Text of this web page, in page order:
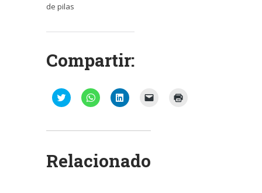
de pilas
Compartir:
Haz
clic
Twitter
en
una
Haz
clic
WhatsApp
en
una
Haz
clic
LinkedIn
en
una
Relacionado